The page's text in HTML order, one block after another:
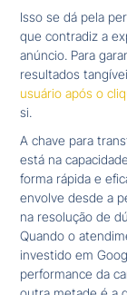
Isso se dá pela
que contradiz a
anúncio. Para
resultados
usuário após o
si.
A chave para
está na
forma rápida e
envolve desde a
na resolução de
Quando o
investido em
performance da